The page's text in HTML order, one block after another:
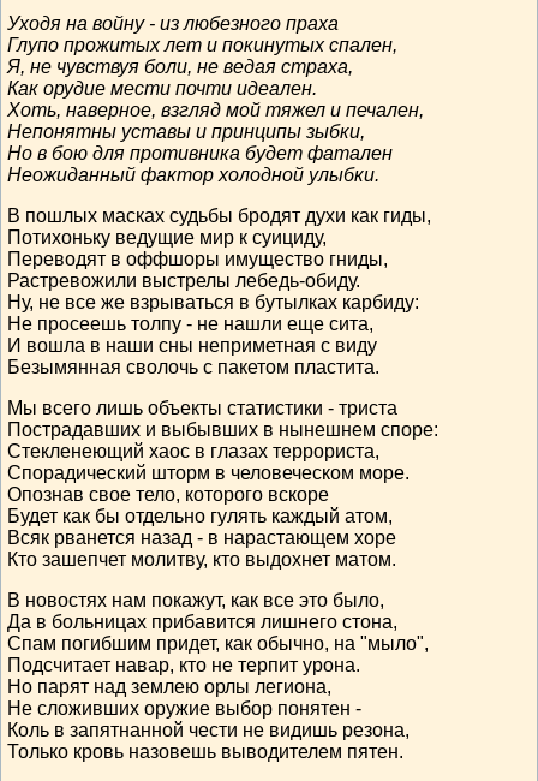
Уходя на войну - из любезного праха
Глупо прожитых лет и покинутых спален,
Я, не чувствуя боли, не ведая страха,
Как орудие мести почти идеален.
Хоть, наверное, взгляд мой тяжел и печален,
Непонятны уставы и принципы зыбки,
Но в бою для противника будет фатален
Неожиданный фактор холодной улыбки.
В пошлых масках судьбы бродят духи как гиды,
Потихоньку ведущие мир к суициду,
Переводят в оффшоры имущество гниды,
Растревожили выстрелы лебедь-обиду.
Ну, не все же взрываться в бутылках карбиду:
Не просеешь толпу - не нашли еще сита,
И вошла в наши сны неприметная с виду
Безымянная сволочь с пакетом пластита.
Мы всего лишь объекты статистики - триста
Пострадавших и выбывших в нынешнем споре:
Стекленеющий хаос в глазах террориста,
Спорадический шторм в человеческом море.
Опознав свое тело, которого вскоре
Будет как бы отдельно гулять каждый атом,
Всяк рванется назад - в нарастающем хоре
Кто зашепчет молитву, кто выдохнет матом.
В новостях нам покажут, как все это было,
Да в больницах прибавится лишнего стона,
Спам погибшим придет, как обычно, на "мыло",
Подсчитает навар, кто не терпит урона.
Но парят над землею орлы легиона,
Не сложивших оружие выбор понятен -
Коль в запятнанной чести не видишь резона,
Только кровь назовешь выводителем пятен.